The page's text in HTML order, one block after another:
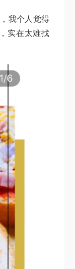
我个人觉得
实在太难找